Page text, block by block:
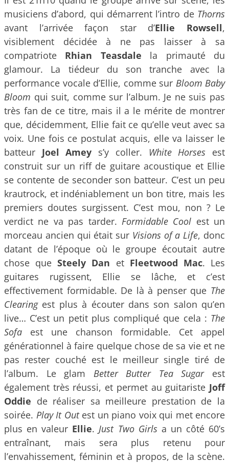
musiciens d’abord, qui démarrent l’intro de Thorns
avant l’arrivée façon star d’Ellie Rowsell,
visiblement décidée à ne pas laisser à sa
compatriote Rhian Teasdale la primauté du
glamour. La tiédeur du son tranche avec la
performance vocale d’Ellie, comme sur Bloom Baby
Bloom qui suit, comme sur l’album. Je ne suis pas
très fan de ce titre, mais il a le mérite de montrer
que, décidemment, Ellie fait ce qu’elle veut avec sa
voix. Une fois ce postulat acquis, elle va laisser le
batteur Joel Amey s’y coller. White Horses est
construit sur un riff de guitare acoustique et Ellie
se contente de seconder son batteur. C’est un peu
krautrock, et indéniablement un bon titre, mais les
premiers doutes surgissent. C’est mou, non ? Le
verdict ne va pas tarder. Formidable Cool est un
morceau ancien qui était sur Visions of a Life, donc
datant de l’époque où le groupe écoutait autre
chose queSteely Dan et Fleetwood Mac. Les
guitares rugissent, Ellie se lâche, et c’est
effectivement formidable. De là à penser que The
Clearingest plus à écouter dans son salon qu’en
live… C’est un petit plus compliqué que cela : The
Sofa est une chanson formidable. Cet appel
générationnel à faire quelque chose de sa vie et ne
pas rester couché est le meilleur single tiré de
l’album. Le glam Better Butter Tea Sugarest
également très réussi, et permet au guitariste Joff
Oddie de réaliser sa meilleure prestation de la
soirée. Play It Outest un piano voix qui met encore
plus en valeur Ellie.Just Two Girlsa un côté 60’s
entraînant, mais sera plus retenu pour
l’envahissement, féminin et à propos, de la scène.